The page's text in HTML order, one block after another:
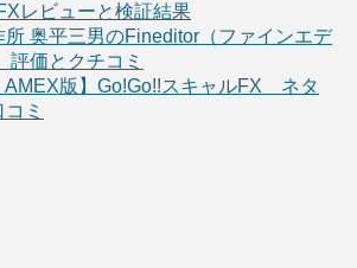
レビューと検証結果
奥平三男のFineditor（ファインエデ
価とクチコミ
AMEX版】Go!Go!!スキャルFX ネタ
ミ